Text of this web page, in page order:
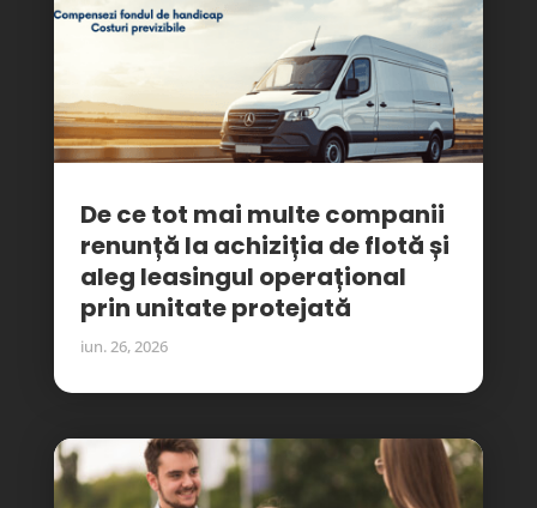
De ce tot mai multe companii
renunță la achiziția de flotă și
aleg leasingul operațional
prin unitate protejată
iun. 26, 2026